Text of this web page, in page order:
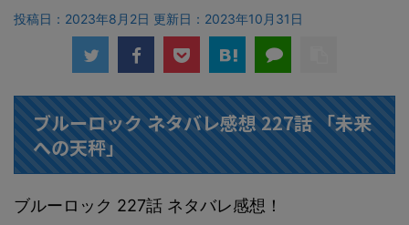
投稿日：2023年8月2日 更新日： 2023年10月31日
ブルーロック ネタバレ感想 227話 「未来
への天秤」
ブルーロック 227話 ネタバレ感想！